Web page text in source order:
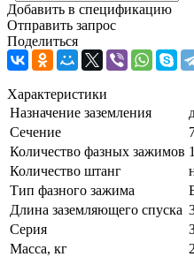
Добавить в спецификацию
Отправить запрос
Поделиться
Характеристики
Назначение заземления
Сечение
Количество фазных зажимов 1
Количество штанг
Тип фазного зажима
Длина заземляющего спуска
Серия
Масса, кг